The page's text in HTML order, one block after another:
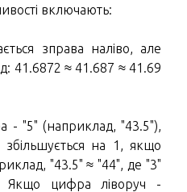
включають:
зправа наліво, але
41.6872 ≈ 41.687 ≈ 41.69
- "5" (наприклад, "43.5"),
збільшується на 1, якщо
"43.5" ≈ "44", де "3"
цифра ліворуч -